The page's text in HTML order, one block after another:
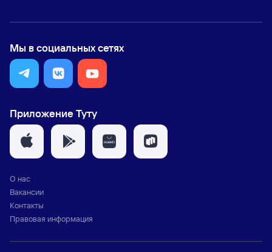
Мы в социальных сетях
Приложение Туту
О нас
Вакансии
Контакты
Правовая информация